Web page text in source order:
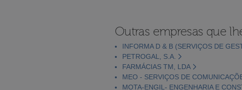
Outras empresas que
INFORMA D & B (SERVIÇOS DE
PETROGAL, S.A.
FARMÁCIAS TM, LDA
MEO - SERVIÇOS DE
MOTA-ENGIL- ENGENHARIA E